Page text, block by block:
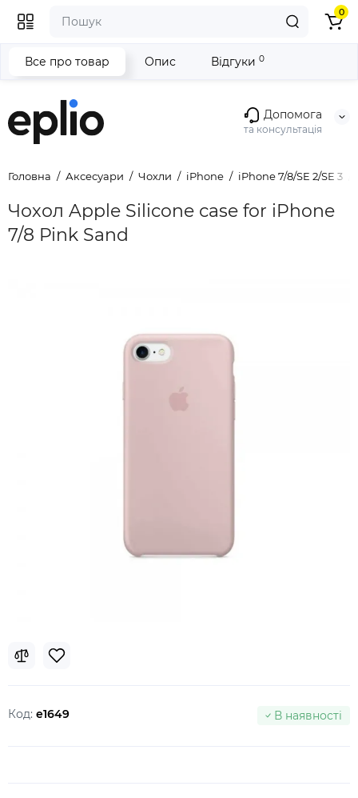
Допомога
та консультація
0
Головна Аксесуари Чохли iPhone iPhone 7/8/SE 2/SE 3
Чохол Apple Silicone сase for iPhone
7/8 Pink Sand
Все про товар Опис Відгуки 0
Код: e1649 В наявності